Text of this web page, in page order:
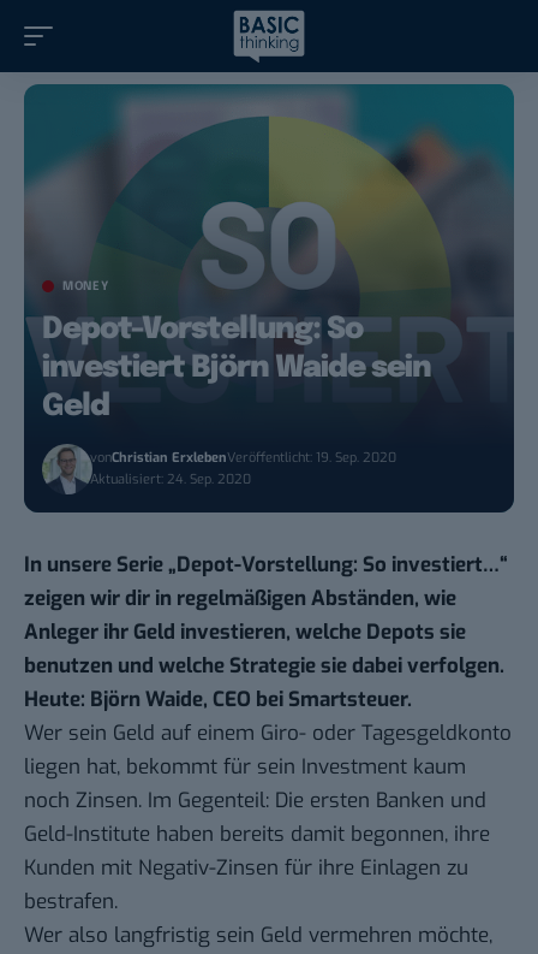
MONEY
Depot-Vorstellung: So
investiert Björn Waide sein
Geld
vonChristian ErxlebenVeröffentlicht: 19. Sep. 2020
Aktualisiert: 24. Sep. 2020
In unsere Serie „Depot-Vorstellung: So investiert…“
zeigen wir dir in regelmäßigen Abständen, wie
Anleger ihr Geld investieren, welche Depots sie
benutzen und welche Strategie sie dabei verfolgen.
Heute: Björn Waide, CEO bei Smartsteuer.
Wer sein Geld auf einem Giro- oder Tagesgeldkonto
liegen hat, bekommt für sein Investment kaum
noch Zinsen. Im Gegenteil: Die ersten Banken und
Geld-Institute haben bereits damit begonnen, ihre
Kunden mit Negativ-Zinsen für ihre Einlagen zu
bestrafen.
Wer also langfristig sein Geld vermehren möchte,